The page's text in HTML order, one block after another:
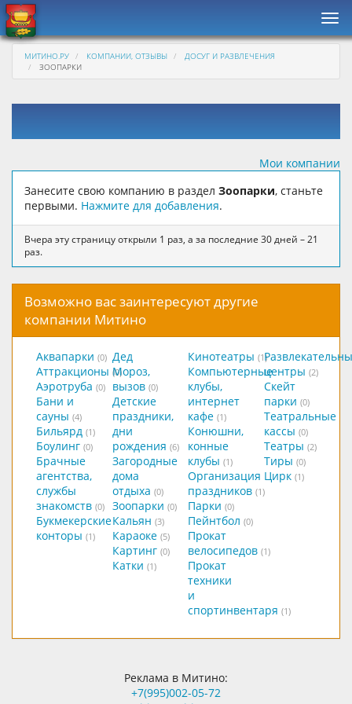
МИТИНО.РУ КОМПАНИИ, ОТЗЫВЫ
ДОСУГ И РАЗВЛЕЧЕНИЯ
ЗООПАРКИ
Мои компании
Занесите свою компанию в раздел Зоопарки, станьте
первыми. Нажмите для добавления.
Вчера эту страницу открыли 1 раз, а за последние 30 дней – 21
раз.
Возможно вас заинтересуют другие
компании Митино
Аквапарки (0)
Аттракционы (0)
Аэротруба (0)
Бани и
сауны (4)
Бильярд (1)
Боулинг (0)
Брачные
агентства,
службы
знакомств (0)
Букмекерские
конторы (1)
Дед
Мороз,
вызов (0)
Детские
праздники,
дни
рождения (6)
Загородные
дома
отдыха (0)
Зоопарки (0)
Кальян (3)
Караоке (5)
Картинг (0)
Катки (1)
Кинотеатры (1)
Компьютерные
клубы,
интернет
кафе (1)
Конюшни,
конные
клубы (1)
Организация
праздников (1)
Парки (0)
Пейнтбол (0)
Прокат
велосипедов (1)
Прокат
техники
и
спортинвентаря (1)
центры (2)
Скейт
парки (0)
Театральные
кассы (0)
Театры (2)
Тиры (0)
Цирк (1)
Реклама в Митино:
+7(995)002-05-72